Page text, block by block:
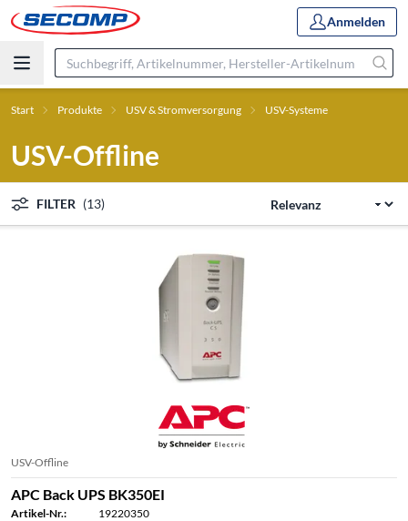
Anmelden
Start Produkte USV & Stromversorgung USV-Systeme
USV-Offline
FILTER (13)
USV-Offline
APC Back UPS BK350EI
Artikel-Nr.:
19220350